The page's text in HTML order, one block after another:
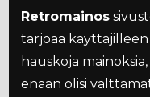
Retromainos
tarjoaa
hauskoja
enään olisi